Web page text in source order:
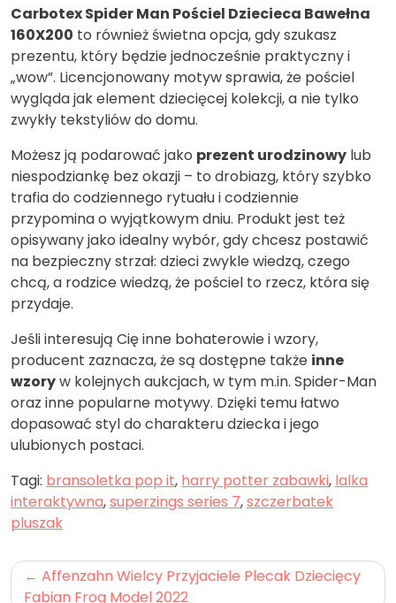
Carbotex Spider Man Pościel Dziecieca Bawełna
160X200 to również świetna opcja, gdy szukasz
prezentu, który będzie jednocześnie praktyczny i
„wow”. Licencjonowany motyw sprawia, że pościel
wygląda jak element dziecięcej kolekcji, a nie tylko
zwykły tekstyliów do domu.
Możesz ją podarować jako prezent urodzinowy lub
niespodziankę bez okazji – to drobiazg, który szybko
trafia do codziennego rytuału i codziennie
przypomina o wyjątkowym dniu. Produkt jest też
opisywany jako idealny wybór, gdy chcesz postawić
na bezpieczny strzał: dzieci zwykle wiedzą, czego
chcą, a rodzice wiedzą, że pościel to rzecz, która się
przydaje.
Jeśli interesują Cię inne bohaterowie i wzory,
producent zaznacza, że są dostępne także inne
wzoryw kolejnych aukcjach, w tym m.in. Spider-Man
oraz inne popularne motywy. Dzięki temu łatwo
dopasować styl do charakteru dziecka i jego
ulubionych postaci.
Tagi: bransoletka pop it, harry potter zabawki, lalka
interaktywna,superzings series 7,szczerbatek
pluszak
Nawigacja
Affenzahn Wielcy Przyjaciele Plecak Dziecięcy
Fabian Frog Model 2022